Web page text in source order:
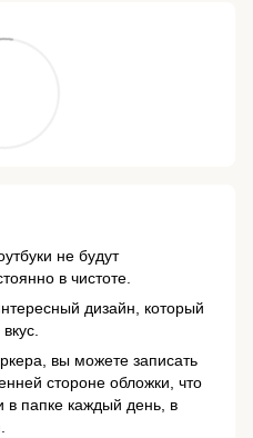
не будут
в чистоте.
дизайн, который
вы можете записать
стороне обложки, что
в папке каждый день, в